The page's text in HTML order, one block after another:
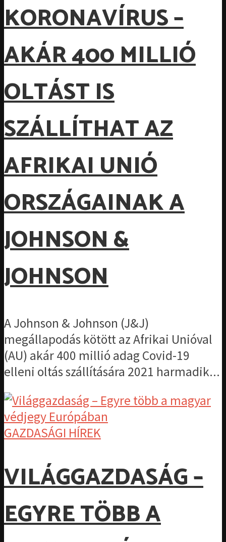
KORONAVÍRUS –
AKÁR 400 MILLIÓ
OLTÁST IS
SZÁLLÍTHAT AZ
AFRIKAI UNIÓ
ORSZÁGAINAK A
JOHNSON &
JOHNSON
A Johnson & Johnson (J&J)
megállapodás kötött az Afrikai Unióval
(AU) akár 400 millió adag Covid-19
elleni oltás szállítására 2021 harmadik...
GAZDASÁGI HÍREK
VILÁGGAZDASÁG –
EGYRE TÖBB A